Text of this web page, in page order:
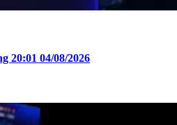
20:01 04/08/2026